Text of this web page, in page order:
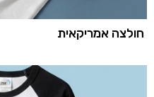
חולצה אמריקאית